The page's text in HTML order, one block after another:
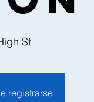
St
registrarse